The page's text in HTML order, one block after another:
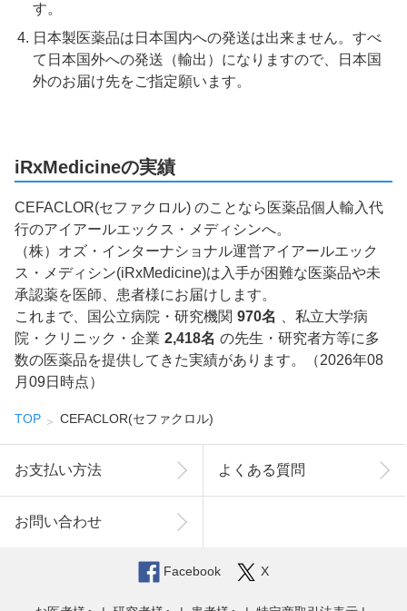
す。
日本製医薬品は日本国内への発送は出来ません。すべ
て日本国外への発送（輸出）になりますので、日本国
外のお届け先をご指定願います。
iRxMedicineの実績
CEFACLOR(セファクロル) のことなら医薬品個人輸入代
行のアイアールエックス・メディシンへ。
（株）オズ・インターナショナル運営アイアールエック
ス・メディシン(iRxMedicine)は入手が困難な医薬品や未
承認薬を医師、患者様にお届けします。
これまで、国公立病院・研究機関 970名
、私立大学病
院・クリニック・企業 2,418名 の先生・研究者方等に多
数の医薬品を提供してきた実績があります。（2026年08
月09日時点）
TOP CEFACLOR(セファクロル)
お支払い方法 よくある質問
お問い合わせ
Facebook X